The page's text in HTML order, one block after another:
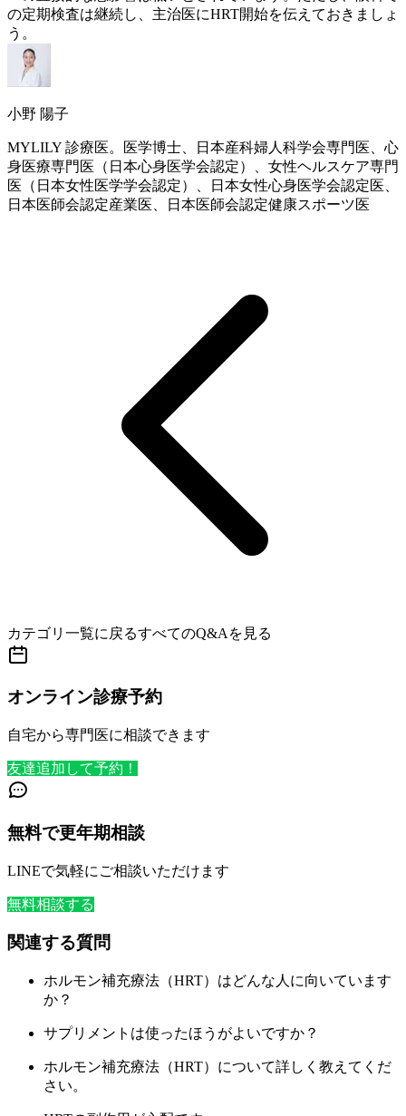
の定期検査は継続し、主治医にHRT開始を伝えておきましょ
う。
小野 陽子
MYLILY 診療医。医学博士、日本産科婦人科学会専門医、心
身医療専門医（日本心身医学会認定）、女性ヘルスケア専門
医（日本女性医学学会認定）、日本女性心身医学会認定医、
日本医師会認定産業医、日本医師会認定健康スポーツ医
カテゴリ一覧に戻るすべてのQ&Aを見る
オンライン診療予約
自宅から専門医に相談できます
友達追加して予約！
無料で更年期相談
LINEで気軽にご相談いただけます
無料相談する
関連する質問
ホルモン補充療法（HRT）はどんな人に向いています
か？
サプリメントは使ったほうがよいですか？
ホルモン補充療法（HRT）について詳しく教えてくだ
さい。